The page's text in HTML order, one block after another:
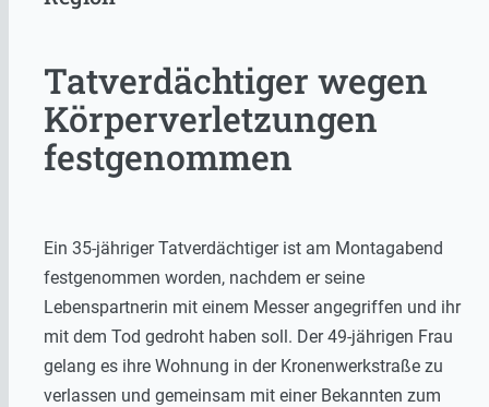
Tatverdächtiger wegen
Körperverletzungen
festgenommen
Ein 35-jähriger Tatverdächtiger ist am Montagabend
festgenommen worden, nachdem er seine
Lebenspartnerin mit einem Messer angegriffen und ihr
mit dem Tod gedroht haben soll. Der 49-jährigen Frau
gelang es ihre Wohnung in der Kronenwerkstraße zu
verlassen und gemeinsam mit einer Bekannten zum